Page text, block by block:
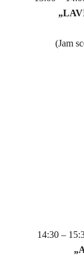
(Jam
14:30 –